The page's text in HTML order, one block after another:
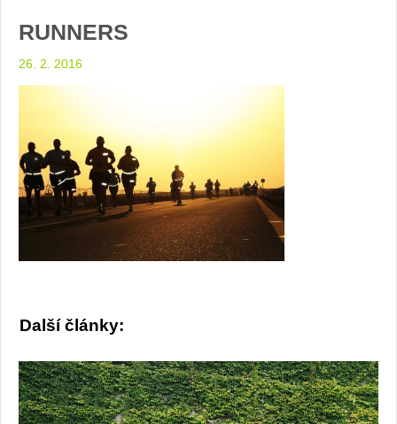
RUNNERS
26. 2. 2016
Další články: